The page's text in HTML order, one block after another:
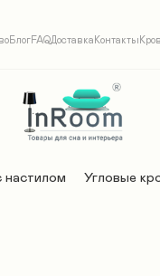
БлогFAQДоставка Контакты
настилом Угловые